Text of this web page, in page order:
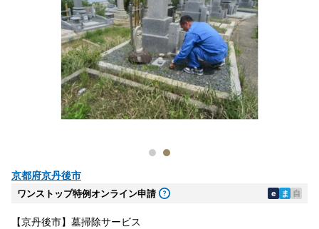
京都府京丹後市
ワンストップ特例オンライン申請 e ま 自
【京丹後市】墓掃除サービス